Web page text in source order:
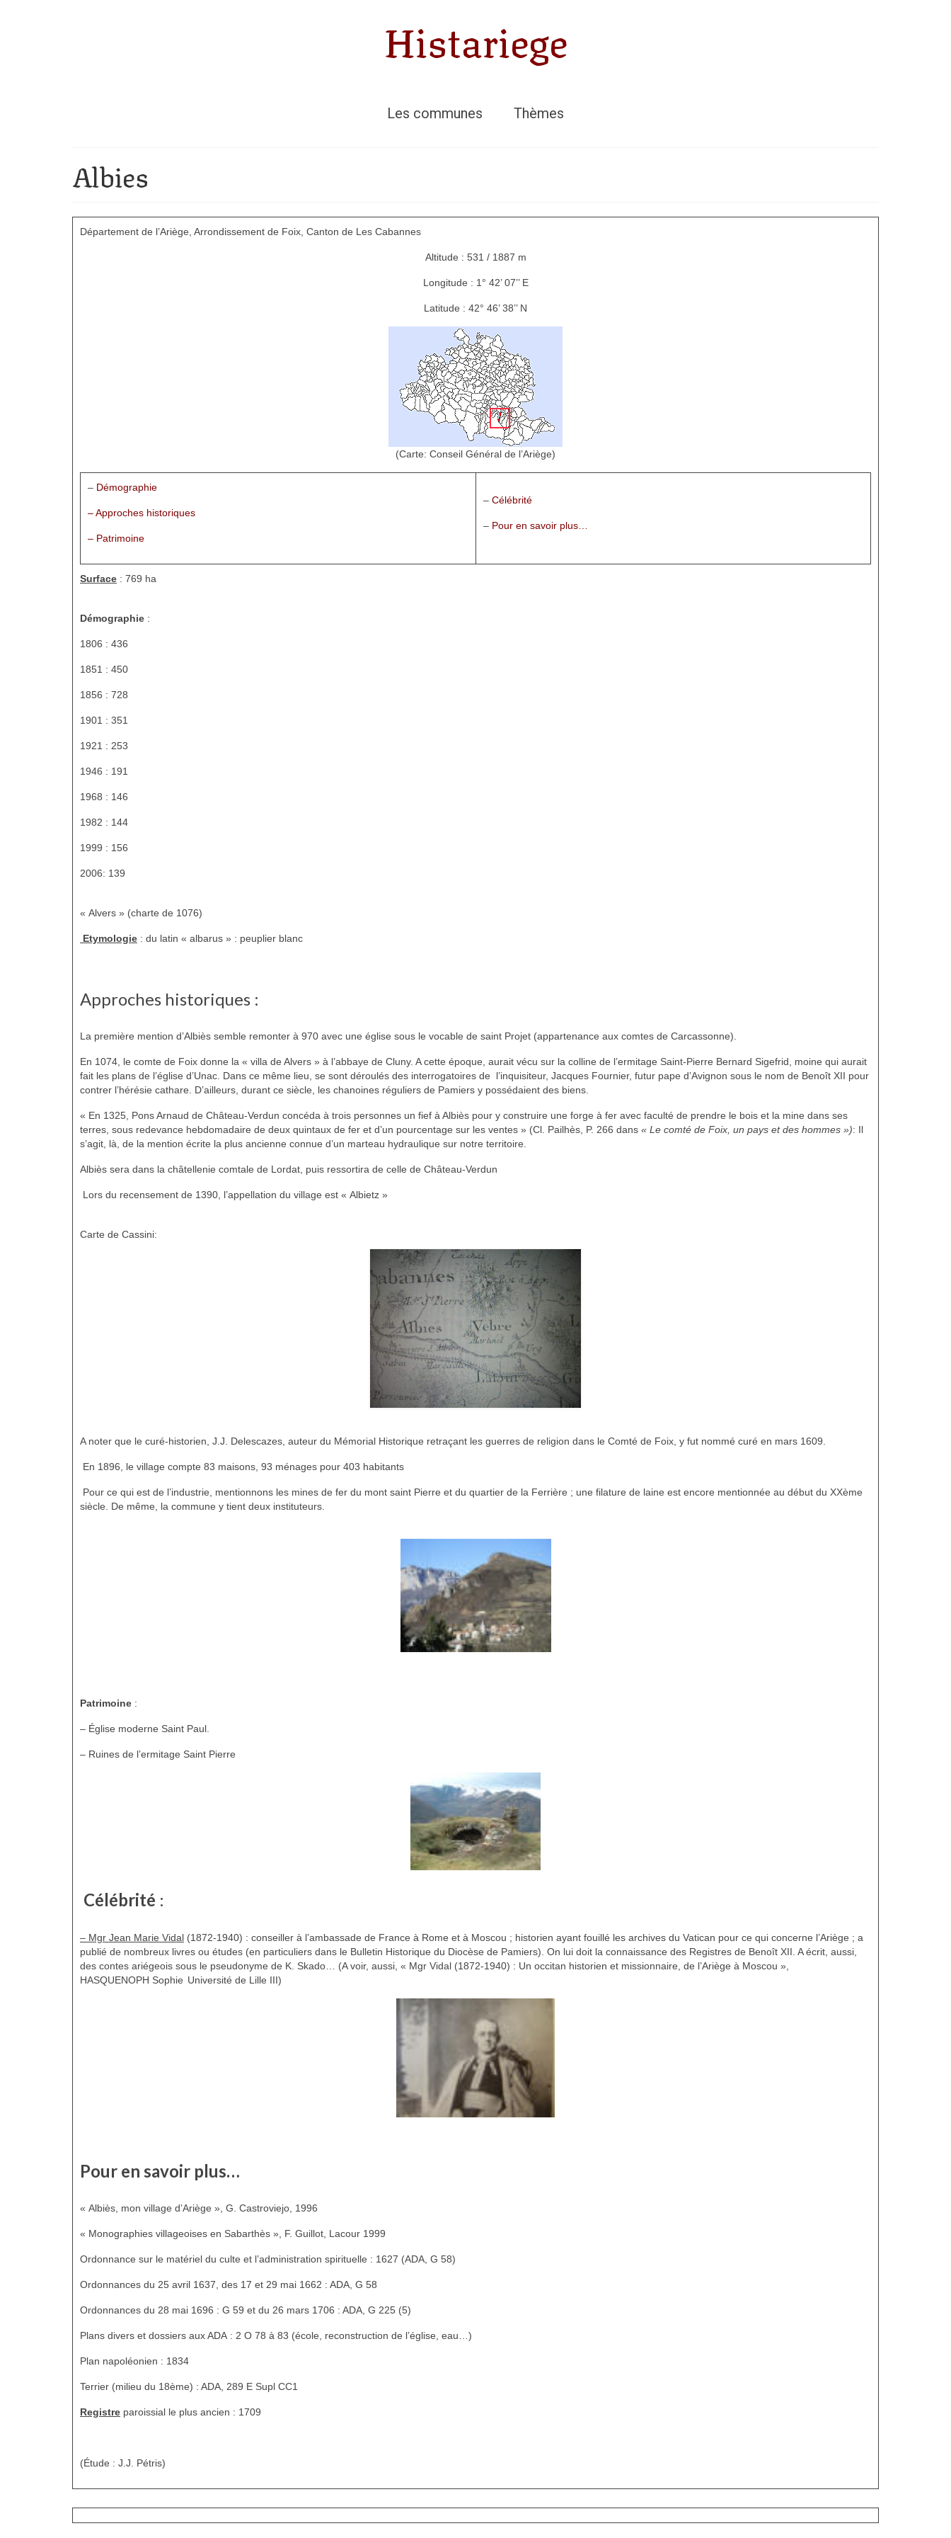
Histariege
Les communes Thèmes
Albies
Département de l’Ariège, Arrondissement de Foix, Canton de Les Cabannes
Altitude : 531 / 1887 m
Longitude : 1° 42’ 07’’ E
Latitude : 42° 46’ 38’’ N
(Carte: Conseil Général de l’Ariège)
– Démographie
– Approches historiques
– Patrimoine
– Célébrité
– Pour en savoir plus…
Surface : 769 ha
Démographie :
1806 : 436
1851 : 450
1856 : 728
1901 : 351
1921 : 253
1946 : 191
1968 : 146
1982 : 144
1999 : 156
2006: 139
« Alvers » (charte de 1076)
Etymologie : du latin « albarus » : peuplier blanc
Approches historiques :
La première mention d’Albiès semble remonter à 970 avec une église sous le vocable de saint Projet (appartenance aux comtes de Carcassonne).
En 1074, le comte de Foix donne la « villa de Alvers » à l’abbaye de Cluny. A cette époque, aurait vécu sur la colline de l’ermitage Saint-Pierre Bernard Sigefrid, moine qui aurait
fait les plans de l’église d’Unac. Dans ce même lieu, se sont déroulés des interrogatoires de l’inquisiteur, Jacques Fournier, futur pape d’Avignon sous le nom de Benoît XII pour
contrer l’hérésie cathare. D’ailleurs, durant ce siècle, les chanoines réguliers de Pamiers y possédaient des biens.
« En 1325, Pons Arnaud de Château-Verdun concéda à trois personnes un fief à Albiès pour y construire une forge à fer avec faculté de prendre le bois et la mine dans ses
terres, sous redevance hebdomadaire de deux quintaux de fer et d’un pourcentage sur les ventes » (Cl. Pailhès, P. 266 dans « Le comté de Foix, un pays et des hommes »): Il
s’agit, là, de la mention écrite la plus ancienne connue d’un marteau hydraulique sur notre territoire.
Albiès sera dans la châtellenie comtale de Lordat, puis ressortira de celle de Château-Verdun
Lors du recensement de 1390, l’appellation du village est « Albietz »
Carte de Cassini:
A noter que le curé-historien, J.J. Delescazes, auteur du Mémorial Historique retraçant les guerres de religion dans le Comté de Foix, y fut nommé curé en mars 1609.
En 1896, le village compte 83 maisons, 93 ménages pour 403 habitants
Pour ce qui est de l’industrie, mentionnons les mines de fer du mont saint Pierre et du quartier de la Ferrière ; une filature de laine est encore mentionnée au début du XXème
siècle. De même, la commune y tient deux instituteurs.
Patrimoine :
– Église moderne Saint Paul.
– Ruines de l’ermitage Saint Pierre
Célébrité :
– Mgr Jean Marie Vidal (1872-1940) : conseiller à l’ambassade de France à Rome et à Moscou ; historien ayant fouillé les archives du Vatican pour ce qui concerne l’Ariège ; a
publié de nombreux livres ou études (en particuliers dans le Bulletin Historique du Diocèse de Pamiers). On lui doit la connaissance des Registres de Benoît XII. A écrit, aussi,
des contes ariégeois sous le pseudonyme de K. Skado… (A voir, aussi, « Mgr Vidal (1872-1940) : Un occitan historien et missionnaire, de l’Ariège à Moscou »,
HASQUENOPH Sophie Université de Lille III)
Pour en savoir plus…
« Albiès, mon village d’Ariège », G. Castroviejo, 1996
« Monographies villageoises en Sabarthès », F. Guillot, Lacour 1999
Ordonnance sur le matériel du culte et l’administration spirituelle : 1627 (ADA, G 58)
Ordonnances du 25 avril 1637, des 17 et 29 mai 1662 : ADA, G 58
Ordonnances du 28 mai 1696 : G 59 et du 26 mars 1706 : ADA, G 225 (5)
Plans divers et dossiers aux ADA : 2 O 78 à 83 (école, reconstruction de l’église, eau…)
Plan napoléonien : 1834
Terrier (milieu du 18ème) : ADA, 289 E Supl CC1
Registre paroissial le plus ancien : 1709
(Étude : J.J. Pétris)